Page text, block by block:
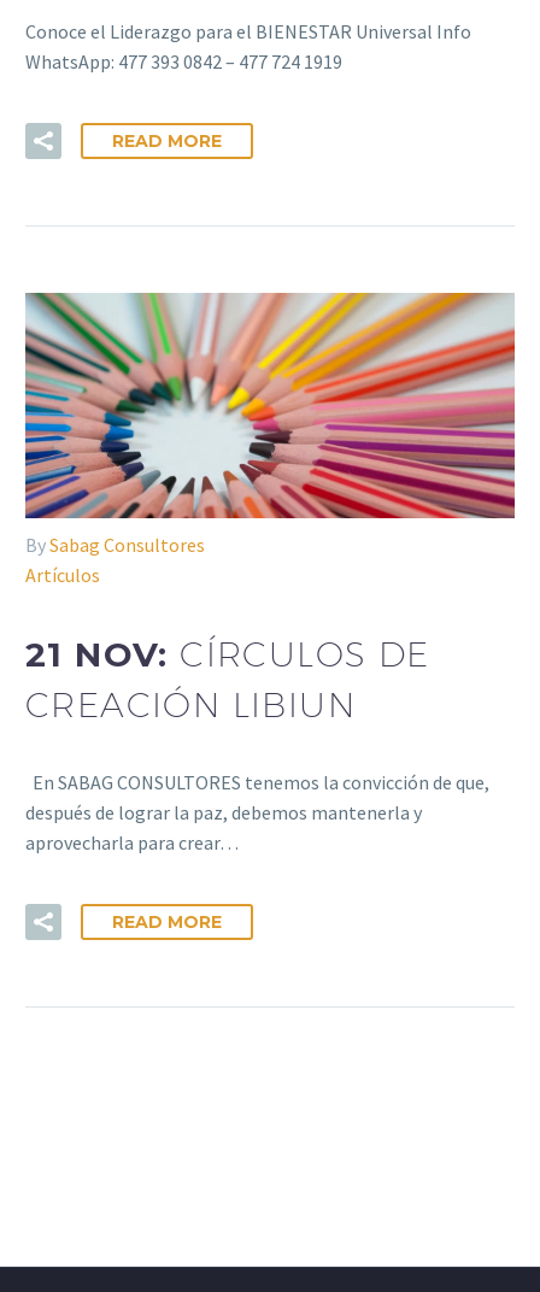
Conoce el Liderazgo para el BIENESTAR Universal Info
WhatsApp: 477 393 0842 – 477 724 1919
READ MORE
BySabag Consultores
Artículos
21 NOV: CÍRCULOS DE
CREACIÓN LIBIUN
En SABAG CONSULTORES tenemos la convicción de que,
después de lograr la paz, debemos mantenerla y
aprovecharla para crear…
READ MORE